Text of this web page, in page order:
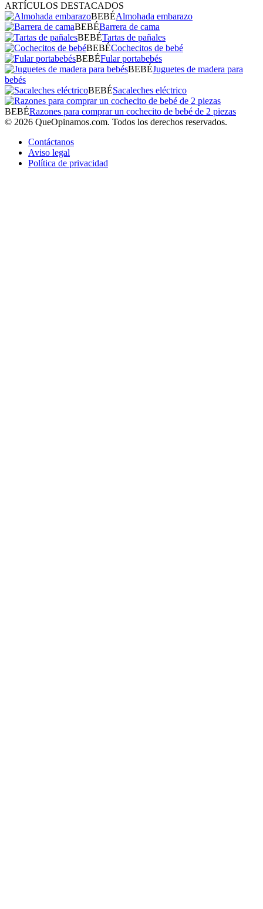
ARTÍCULOS DESTACADOS
BEBÉAlmohada embarazo
BEBÉBarrera de cama
BEBÉTartas de pañales
BEBÉCochecitos de bebé
BEBÉFular portabebés
BEBÉJuguetes de madera para
bebés
BEBÉSacaleches eléctrico
BEBÉRazones para comprar un cochecito de bebé de 2 piezas
© 2026 QueOpinamos.com. Todos los derechos reservados.
Contáctanos
Aviso legal
Política de privacidad